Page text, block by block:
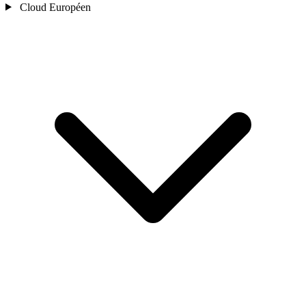
Cloud Européen